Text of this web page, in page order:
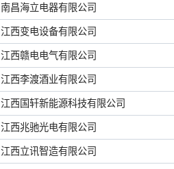
南昌海立电器有限公司
江西变电设备有限公司
江西赣电电气有限公司
江西李渡酒业有限公司
江西国轩新能源科技有限公司
江西兆驰光电有限公司
江西立讯智造有限公司